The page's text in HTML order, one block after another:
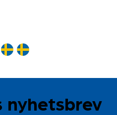
nyhetsbrev